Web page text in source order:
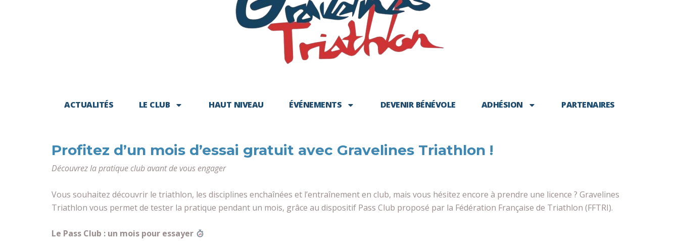
ACTUALITÉS LE CLUB HAUT NIVEAU ÉVÉNEMENTS DEVENIR BÉNÉVOLE ADHÉSION PARTENAIRES
Profitez d’un mois d’essai gratuit avec Gravelines Triathlon !
Découvrez la pratique club avant de vous engager
Vous souhaitez découvrir le triathlon, les disciplines enchaînées et l’entraînement en club, mais vous hésitez encore à prendre une licence ? Gravelines
Triathlon vous permet de tester la pratique pendant un mois, grâce au dispositif Pass Club proposé par la Fédération Française de Triathlon (FFTRI).
Le Pass Club : un mois pour essayer